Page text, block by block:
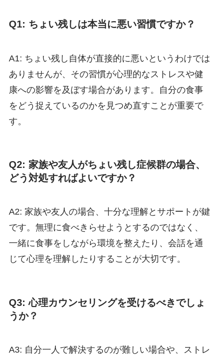
Q1: ちょい残しは本当に悪い習慣ですか？
A1: ちょい残し自体が直接的に悪いというわけでは
ありませんが、その習慣が心理的なストレスや健
康への影響を及ぼす場合があります。自分の食事
をどう捉えているのかを見つめ直すことが重要で
す。
Q2: 家族や友人がちょい残し症候群の場合、
どう対処すればよいですか？
A2: 家族や友人の場合、十分な理解とサポートが鍵
です。無理に食べきらせようとするのではなく、
一緒に食事をしながら環境を整えたり、会話を通
じて心理を理解したりすることが大切です。
Q3: 心理カウンセリングを受けるべきでしょ
うか？
A3: 自分一人で解決するのが難しい場合や、ストレ